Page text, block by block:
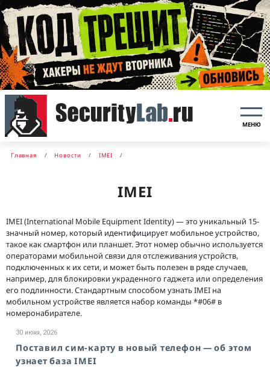
МЕНЮ
Главная Новости IMEI
IMEI
IMEI (International Mobile Equipment Identity) — это уникальный 15-
значный номер, который идентифицирует мобильное устройство,
такое как смартфон или планшет. Этот номер обычно используется
операторами мобильной связи для отслеживания устройств,
подключенных к их сети, и может быть полезен в ряде случаев,
например, для блокировки украденного гаджета или определения
его подлинности. Стандартным способом узнать IMEI на
мобильном устройстве является набор команды *#06# в
номеронабирателе.
30 июня, 2026
Поставил сим-карту в новый телефон — об этом
узнает база IMEI